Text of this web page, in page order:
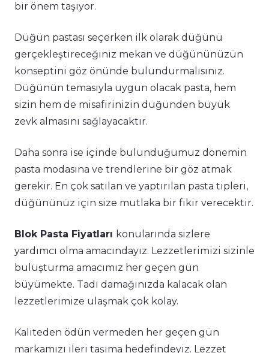
bir önem taşıyor.
Düğün pastası seçerken ilk olarak düğünü
gerçekleştireceğiniz mekan ve düğününüzün
konseptini göz önünde bulundurmalısınız.
Düğünün temasıyla uygun olacak pasta, hem
sizin hem de misafirinizin düğünden büyük
zevk almasını sağlayacaktır.
Daha sonra ise içinde bulunduğumuz dönemin
pasta modasına ve trendlerine bir göz atmak
gerekir. En çok satılan ve yaptırılan pasta tipleri,
düğününüz için size mutlaka bir fikir verecektir.
Blok Pasta Fiyatları konularında sizlere
yardımcı olma amacındayız. Lezzetlerimizi sizinle
buluşturma amacımız her geçen gün
büyümekte. Tadı damağınızda kalacak olan
lezzetlerimize ulaşmak çok kolay.
Kaliteden ödün vermeden her geçen gün
markamızı ileri taşıma hedefindeyiz. Lezzet